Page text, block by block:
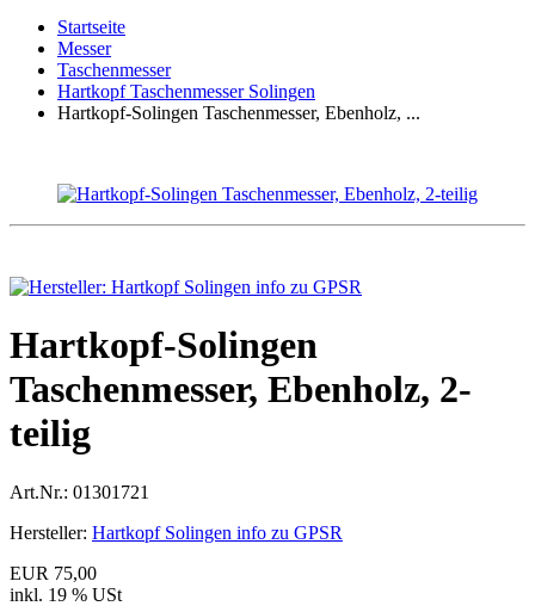
Startseite
Messer
Taschenmesser
Hartkopf Taschenmesser Solingen
Hartkopf-Solingen Taschenmesser, Ebenholz, ...
Hartkopf-Solingen
Taschenmesser, Ebenholz, 2-
teilig
Art.Nr.: 01301721
Hersteller: Hartkopf Solingen info zu GPSR
EUR 75,00
inkl. 19 % USt